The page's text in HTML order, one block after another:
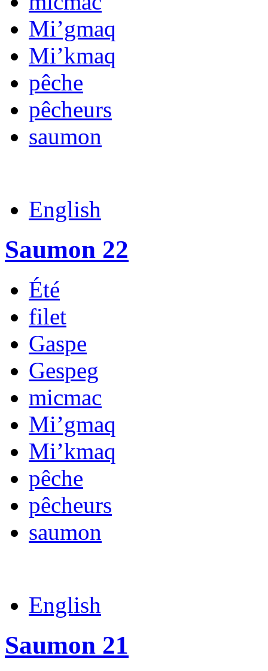
Mi’gmaq
Mi’kmaq
pêche
pêcheurs
saumon
English
Saumon 22
Été
filet
Gaspe
Gespeg
micmac
Mi’gmaq
Mi’kmaq
pêche
pêcheurs
saumon
English
Saumon 21